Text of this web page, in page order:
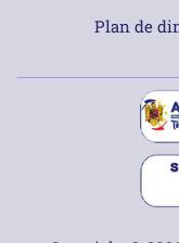
Plan de